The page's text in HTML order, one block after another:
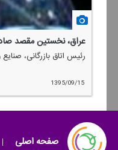
عراق، نخستین مقصد
رئیس اتاق بازرگانی، صنایع و
1395/09/15
صفحه اصلی